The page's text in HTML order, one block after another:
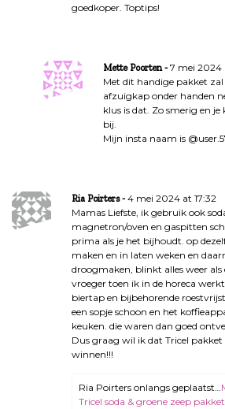
goedkoper. Toptips!
Mette Poorten
7 mei 2024
Met dit handige pakket zal
afzuigkap onder handen
klus is dat. Zo smerig en
bij.
Mijn insta naam is
Ria Poirters
4 mei 2024 at 17:32
Mamas Liefste, ik gebruik ook
magnetron/oven en gaspitten
prima als je het bijhoudt. op
maken en in laten weken en
droogmaken, blinkt alles weer als
vroeger toen ik in de horeca
biertap en bijbehorende
een sopje schoon en het
keuken. die waren dan goed
Dus graag wil ik dat Tricel pakket
winnen!!!
Ria Poirters onlangs geplaatst…
Tricel soda & groene zeep pakket